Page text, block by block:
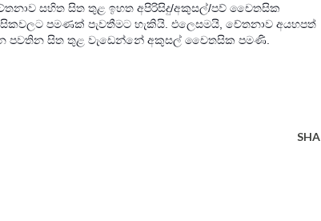
සහිත සිත තුළ ඉහත අපිරිසිදු/අකුසල්/පව් චෛතසික
පමණක් පැවතීමට හැකියි. එලෙසමයි, ‍චේතනාව අයහපත්
පවතින සිත තුළ වැඩෙන්නේ අකුසල් ‍චෛතසික පමණි.